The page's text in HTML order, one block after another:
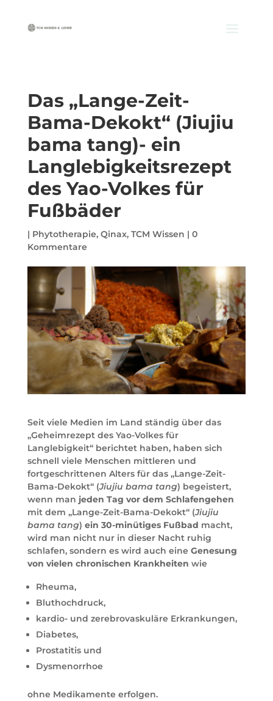
Das „Lange-Zeit-
Bama-Dekokt“ (Jiujiu
bama tang)- ein
Langlebigkeitsrezept
des Yao-Volkes für
Fußbäder
| Phytotherapie, Qinax, TCM Wissen | 0
Kommentare
Seit viele Medien im Land ständig über das
„Geheimrezept des Yao-Volkes für
Langlebigkeit“ berichtet haben, haben sich
schnell viele Menschen mittleren und
fortgeschrittenen Alters für das „Lange-Zeit-
Bama-Dekokt“ (Jiujiu bama tang) begeistert,
wenn man jeden Tag vor dem Schlafengehen
mit dem „Lange-Zeit-Bama-Dekokt“ (Jiujiu
bama tang) ein 30-minütiges Fußbad macht,
wird man nicht nur in dieser Nacht ruhig
schlafen, sondern es wird auch eine Genesung
von vielen chronischen Krankheiten wie
Rheuma,
Bluthochdruck,
kardio- und zerebrovaskuläre Erkrankungen,
Diabetes,
Prostatitis und
Dysmenorrhoe
ohne Medikamente erfolgen.